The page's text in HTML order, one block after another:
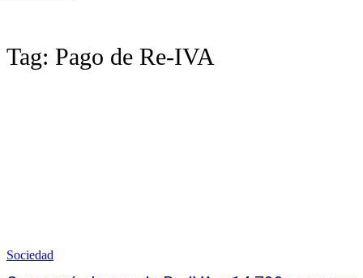
Tag: Pago de Re-IVA
Sociedad